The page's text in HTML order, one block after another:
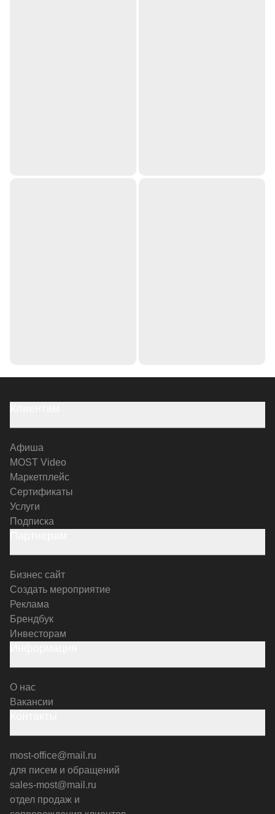
Афиша
MOST Video
Маркетплейс
Сертификаты
Услуги
Подписка
Бизнес сайт
Создать мероприятие
Реклама
Брендбук
Инвесторам
О нас
Вакансии
most-office@mail.ru
для писем и обращений
sales-most@mail.ru
отдел продаж и